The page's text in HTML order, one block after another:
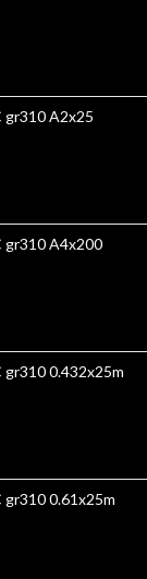
gr310 A2x25
gr310 A4x200
Canson Infinity Photo Lustre Premium RC gr310 0.432x25m
Canson Infinity Photo Lustre Premium RC gr310 0.61x25m